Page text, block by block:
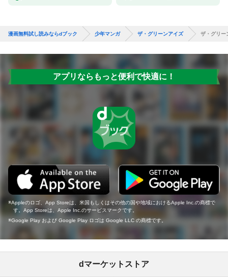
漫画無料試し読みならdブック 少年マンガ ザ・グリーンアイズ ザ・グリー
アプリならもっと便利で快適に！
Appleのロゴ、App Storeは、米国もしくはその他の国や地域におけるApple Inc.の商標で
す。App Storeは、Apple Inc.のサービスマークです。
Google Play および Google Play ロゴは Google LLC の商標です。
dマーケットストア